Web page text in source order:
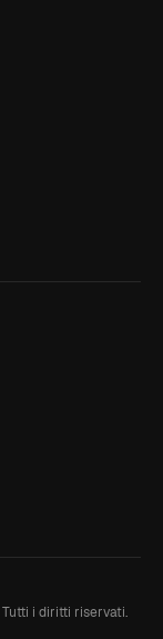
Tutti i diritti riservati.